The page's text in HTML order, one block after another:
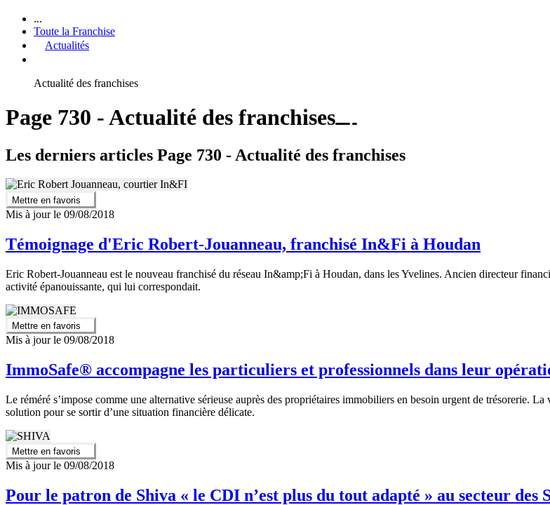
...
Toute la Franchise
Actualités
Actualité des franchises
Page 730 - Actualité des franchises
Les derniers articles Page 730 - Actualité des franchises
Mettre en favoris
Mis à jour le 09/08/2018
Témoignage d'Eric Robert-Jouanneau, franchisé In&Fi à Houdan
Eric Robert-Jouanneau est le nouveau franchisé du réseau In&amp;Fi à Houdan, dans les Yvelines. Ancien directeur
activité épanouissante, qui lui correspondait.
Mettre en favoris
Mis à jour le 09/08/2018
ImmoSafe® accompagne les particuliers et professionnels dans leur
Le réméré s’impose comme une alternative sérieuse auprès des propriétaires immobiliers en besoin urgent de trésorerie.
solution pour se sortir d’une situation financière délicate.
Mettre en favoris
Mis à jour le 09/08/2018
Pour le patron de Shiva « le CDI n’est plus du tout adapté » au secteur des